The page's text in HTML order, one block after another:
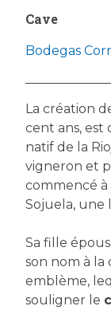
Cave
Bodegas
La création
cent ans, est
natif de la
vigneron et
commencé à
Sojuela, une
Sa fille
son nom à la
emblème,
souligner le